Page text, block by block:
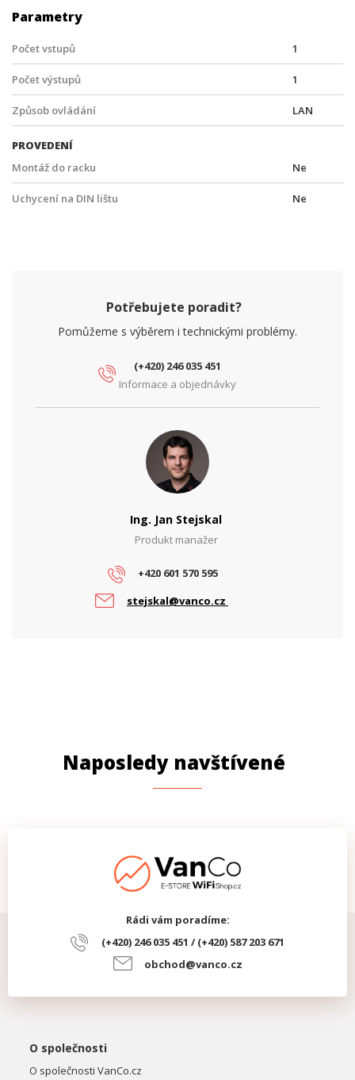
Parametry
Počet vstupů 1
Počet výstupů 1
Způsob ovládání LAN
PROVEDENÍ
Montáž do racku
Ne
Uchycení na DIN lištu Ne
Potřebujete poradit?
Pomůžeme s výběrem i technickými problémy.
(+420) 246 035 451
Informace a objednávky
Ing. Jan Stejskal
Produkt manažer
+420 601 570 595
stejskal@vanco.cz
Naposledy navštívené
Rádi vám poradíme:
(+420) 246 035 451 / (+420) 587 203 671
obchod@vanco.cz
O společnosti
O společnosti VanCo.cz